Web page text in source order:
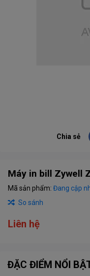
Chia sẻ
Máy in bill Zywell
Mã sản phẩm: Đang cập
So sánh
Liên hệ
ĐẶC ĐIỂM NỔI